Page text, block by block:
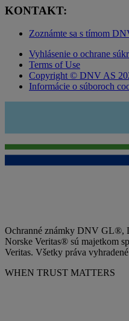
KONTAKT:
Zoznámte sa s tímom
Vyhlásenie o ochrane
Terms of Use
Copyright © DNV AS
Informácie o súboroch
Ochranné známky DNV GL®,
Norske Veritas® sú majetkom
Veritas. Všetky práva
WHEN TRUST MATTERS